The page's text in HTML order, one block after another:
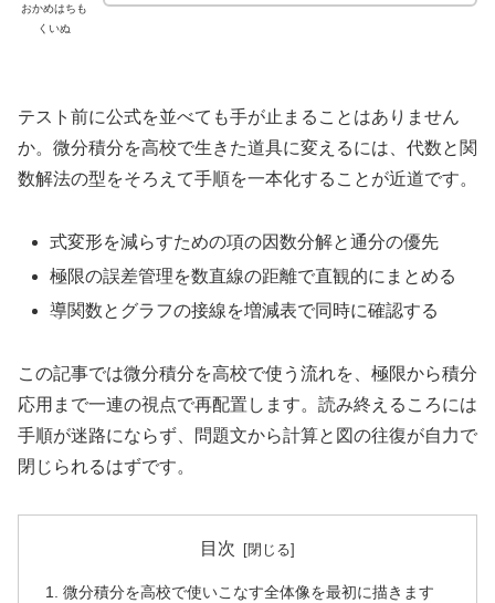
おかめはちも
くいぬ
テスト前に公式を並べても手が止まることはありません
か。微分積分を高校で生きた道具に変えるには、代数と関
数解法の型をそろえて手順を一本化することが近道です。
式変形を減らすための項の因数分解と通分の優先
極限の誤差管理を数直線の距離で直観的にまとめる
導関数とグラフの接線を増減表で同時に確認する
この記事では微分積分を高校で使う流れを、極限から積分
応用まで一連の視点で再配置します。読み終えるころには
手順が迷路にならず、問題文から計算と図の往復が自力で
閉じられるはずです。
目次
微分積分を高校で使いこなす全体像を最初に描きます